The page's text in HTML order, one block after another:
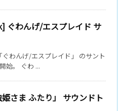
ぐわんげ/エスプレイド サ
ぐわんげ/エスプレイド」 のサント
始。 ぐわ ...
さま ふたり」 サウンドト